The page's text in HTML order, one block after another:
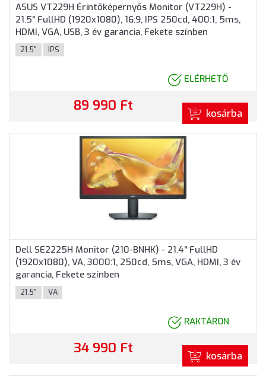
ASUS VT229H Érintőképernyős Monitor (VT229H) -
21.5" FullHD (1920x1080), 16:9, IPS 250cd, 400:1, 5ms,
HDMI, VGA, USB, 3 év garancia, Fekete színben
21.5" IPS
ELÉRHETŐ
89 990 Ft kosárba
Dell SE2225H Monitor (210-BNHK) - 21.4" FullHD
(1920x1080), VA, 3000:1, 250cd, 5ms, VGA, HDMI, 3 év
garancia, Fekete színben
21.5" VA
RAKTÁRON
34 990 Ft kosárba